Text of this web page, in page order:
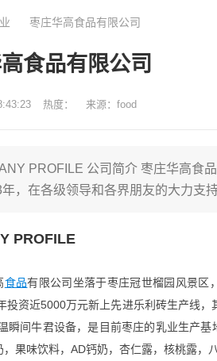
枣庄华高食品有限公司
食品有限公司
热度： 来源：food
PROFILE 公司简介 枣庄华高食
，在各级领导和各界朋友的大力支
PROFILE
食品有限公司坐落于枣庄冠世榴园风景区
投资近5000万元新上先进乐利砖生产线
瞬间牛君设备，是目前枣庄的乳业生产
果味饮料，AD钙奶，杏仁露，核桃露，